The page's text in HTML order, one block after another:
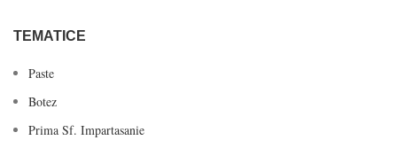
TEMATICE
Paste
Botez
Prima Sf. Impartasanie